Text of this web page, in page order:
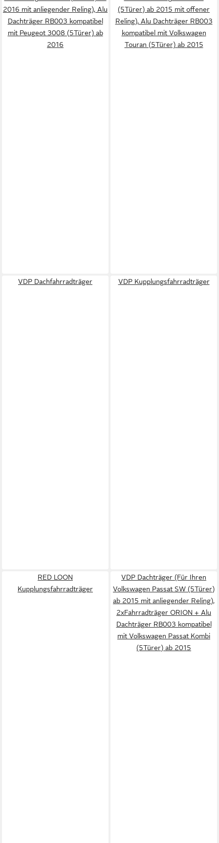
2016 mit anliegender Reling), Alu
Dachträger RB003 kompatibel
mit Peugeot 3008 (5Türer) ab
2016
(5Türer) ab 2015 mit offener
Reling), Alu Dachträger RB003
kompatibel mit Volkswagen
Touran (5Türer) ab 2015
VDP Dachfahrradträger VDP Kupplungsfahrradträger
RED LOON
Kupplungsfahrradträger
VDP Dachträger (Für Ihren
Volkswagen Passat SW (5Türer)
ab 2015 mit anliegender Reling),
2xFahrradträger ORION + Alu
Dachträger RB003 kompatibel
mit Volkswagen Passat Kombi
(5Türer) ab 2015